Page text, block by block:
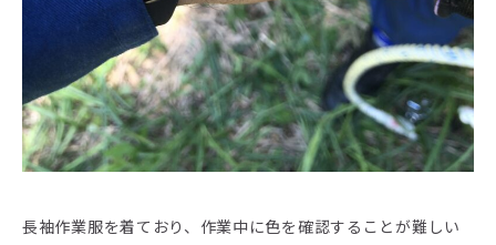
長袖作業服を着ており、作業中に色を確認することが難しい